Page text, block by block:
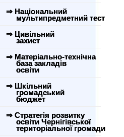
⇒ Національний
мультипредметний тест
⇒ Цивільний
захист
⇒ Матеріально-технічна
база закладів
освіти
⇒ Шкільний
громадський
бюджет
⇒ Стратегія розвитку
освіти Чернігівської
територіальної громади